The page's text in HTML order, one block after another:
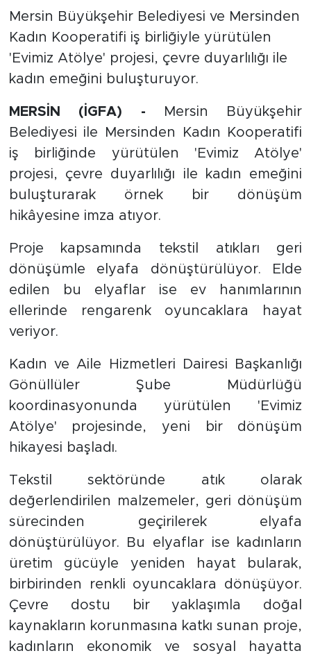
Mersin Büyükşehir Belediyesi ve Mersinden
Kadın Kooperatifi iş birliğiyle yürütülen
'Evimiz Atölye' projesi, çevre duyarlılığı ile
kadın emeğini buluşturuyor.
MERSİN (İGFA) -
Mersin Büyükşehir
Belediyesi ile Mersinden Kadın Kooperatifi
iş birliğinde yürütülen 'Evimiz Atölye'
projesi, çevre duyarlılığı ile kadın emeğini
buluşturarak örnek bir dönüşüm
hikâyesine imza atıyor.
Proje kapsamında tekstil atıkları geri
dönüşümle elyafa dönüştürülüyor. Elde
edilen bu elyaflar ise ev hanımlarının
ellerinde rengarenk oyuncaklara hayat
veriyor.
Kadın ve Aile Hizmetleri Dairesi Başkanlığı
Gönüllüler Şube Müdürlüğü
koordinasyonunda yürütülen 'Evimiz
Atölye' projesinde, yeni bir dönüşüm
hikayesi başladı.
Tekstil sektöründe atık olarak
değerlendirilen malzemeler, geri dönüşüm
sürecinden geçirilerek elyafa
dönüştürülüyor. Bu elyaflar ise kadınların
üretim gücüyle yeniden hayat bularak,
birbirinden renkli oyuncaklara dönüşüyor.
Çevre dostu bir yaklaşımla doğal
kaynakların korunmasına katkı sunan proje,
kadınların ekonomik ve sosyal hayatta